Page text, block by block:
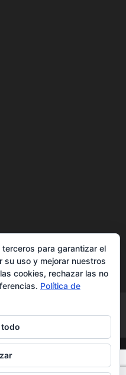
Accesibilidad
para garantizar el
su uso y mejorar nuestros
cookies, rechazar las no
Política de